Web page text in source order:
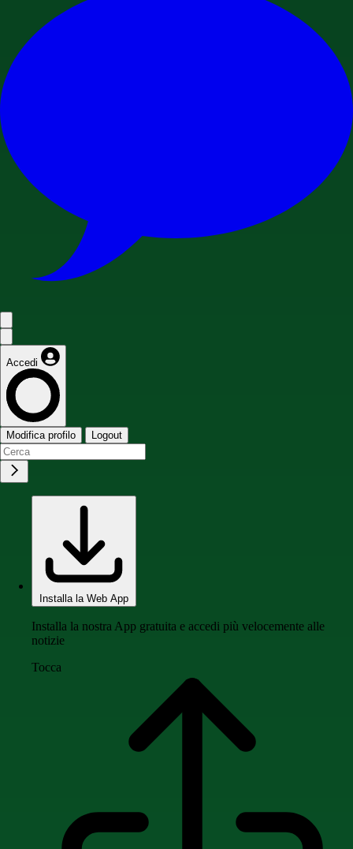
Accedi
Modifica profilo Logout
Installa la Web App
Installa la nostra App gratuita e accedi più velocemente alle
notizie
Tocca